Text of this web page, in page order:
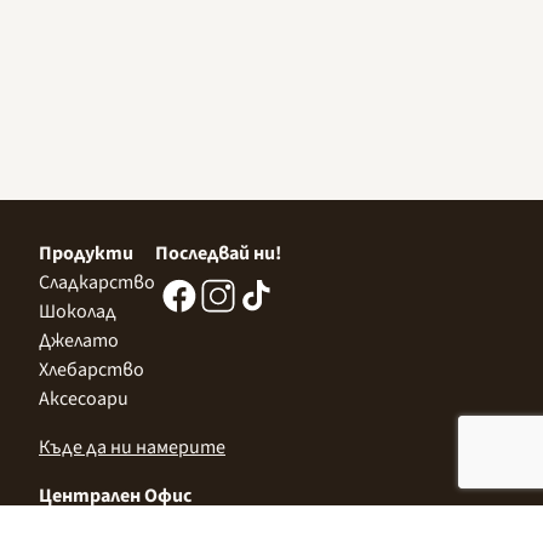
Продукти
Сладкарство
Шоколад
Джелато
Хлебарство
Аксесоари
Последвай ни!
Къде да ни намерите
Централен Офис